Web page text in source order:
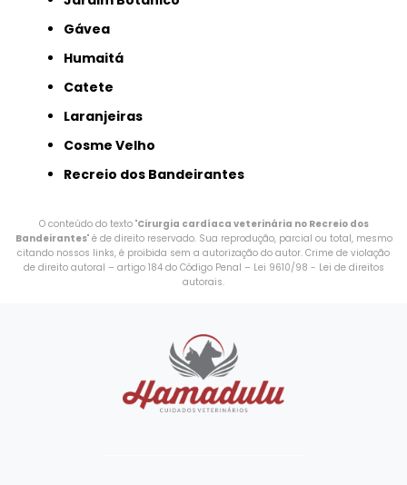
Gávea
Humaitá
Catete
Laranjeiras
Cosme Velho
Recreio dos Bandeirantes
O conteúdo do texto "Cirurgia cardíaca veterinária no Recreio dos
Bandeirantes" é de direito reservado. Sua reprodução, parcial ou total, mesmo
citando nossos links, é proibida sem a autorização do autor. Crime de violação
de direito autoral – artigo 184 do Código Penal – Lei 9610/98 - Lei de direitos
autorais.